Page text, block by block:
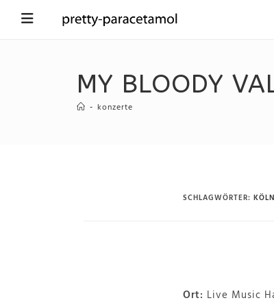
MY BLOODY
- konzerte
SCHLAGWÖRTER: KÖLN
Ort: Live Music